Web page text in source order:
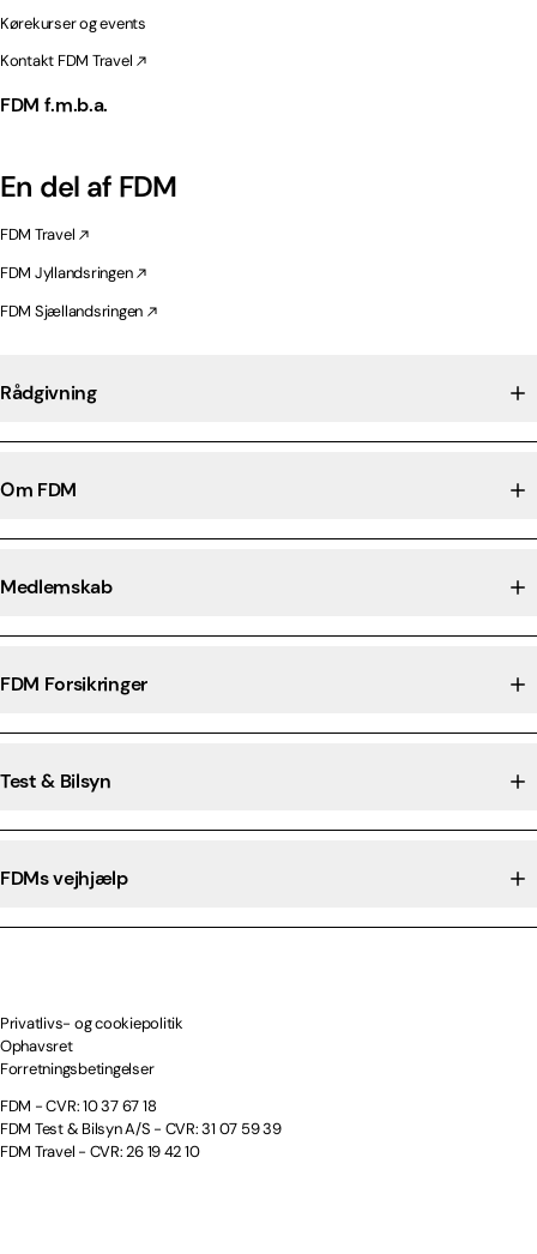
Kørekurser og events
Kontakt FDM Travel
FDM f.m.b.a.
En del af FDM
FDM Travel
FDM Jyllandsringen
FDM Sjællandsringen
Rådgivning
Om FDM
Medlemskab
FDM Forsikringer
Test & Bilsyn
FDMs vejhjælp
Privatlivs- og cookiepolitik
Ophavsret
Forretningsbetingelser
FDM - CVR: 10 37 67 18
FDM Test & Bilsyn A/S - CVR: 31 07 59 39
FDM Travel - CVR: 26 19 42 10